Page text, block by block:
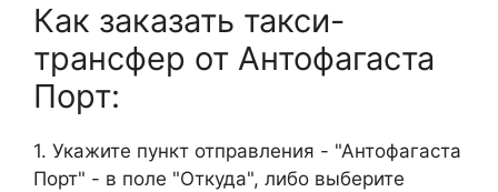
Как заказать такси-
трансфер от Антофагаста
Порт:
1. Укажите пункт отправления - "Антофагаста
Порт" - в поле "Откуда", либо выберите